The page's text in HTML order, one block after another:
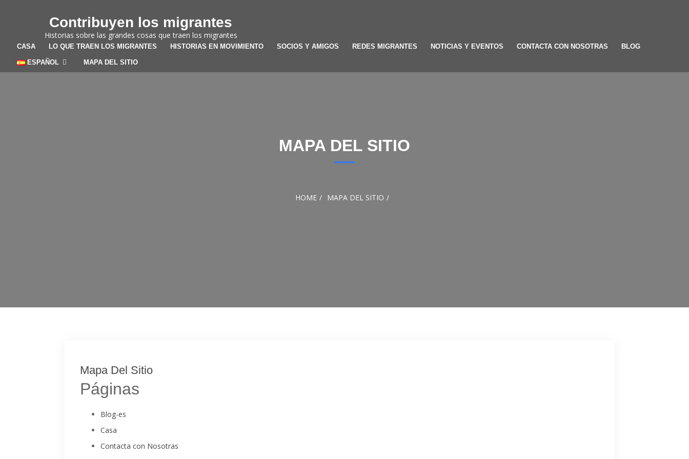
Contribuyen los migrantes
Historias sobre las grandes cosas que traen los migrantes
CASA LO QUE TRAEN LOS MIGRANTES HISTORIAS EN MOVIMIENTO SOCIOS Y AMIGOS REDES MIGRANTES NOTICIAS Y EVENTOS CONTACTA CON NOSOTRAS BLOG
ESPAÑOL MAPA DEL SITIO
MAPA DEL SITIO
HOME MAPA DEL SITIO
Mapa Del Sitio
Páginas
Blog-es
Casa
Contacta con Nosotras